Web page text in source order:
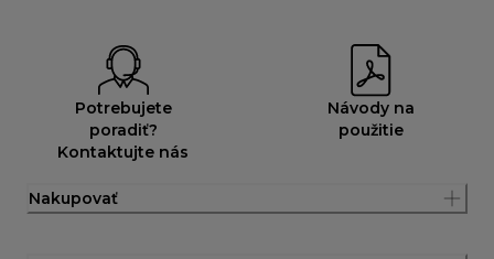
Potrebujete
poradiť?
Kontaktujte nás
Návody na
použitie
Nakupovať